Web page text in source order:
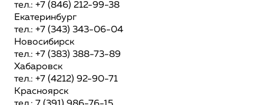
тел.: +7 (846) 212-99-38
Екатеринбург
тел.: +7 (343) 343-06-04
Новосибирск
тел.: +7 (383) 388-73-89
Хабаровск
тел.: +7 (4212) 92-90-71
Красноярск